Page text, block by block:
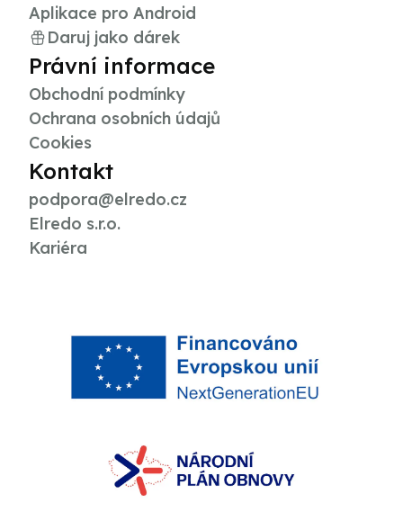
Aplikace pro Android
Daruj jako dárek
Právní informace
Obchodní podmínky
Ochrana osobních údajů
Cookies
Kontakt
podpora@elredo.cz
Elredo s.r.o.
Kariéra